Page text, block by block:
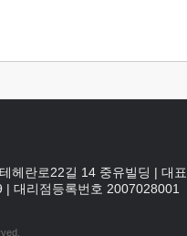
헤란로22길 14 중유빌딩 | 대
| 대리점등록번호 2007028001